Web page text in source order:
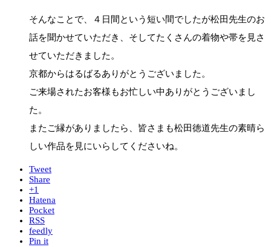
そんなことで、４日間という短い間でしたが松田先生のお
話を聞かせていただき、そしてたくさんの着物や帯を見さ
せていただきました。
京都からはるばるありがとうございました。
ご来場されたお客様もお忙しい中ありがとうございまし
た。
またご縁がありましたら、皆さまも松田徳道先生の素晴ら
しい作品を見にいらしてくださいね。
Tweet
Share
+1
Hatena
Pocket
RSS
feedly
Pin it